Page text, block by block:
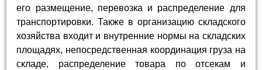
его размещение, перевозка и распределение для
транспортировки. Также в организацию складского
хозяйства входит и внутренние нормы на складских
площадях, непосредственная координация груза на
складе, распределение товара по отсекам и